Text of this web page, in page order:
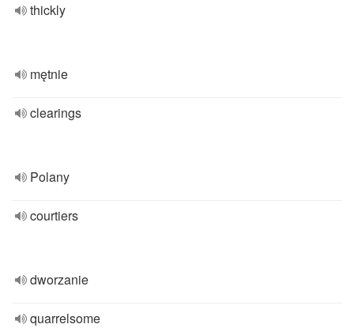
thickly
mętnie
clearings
Polany
courtiers
dworzanie
quarrelsome